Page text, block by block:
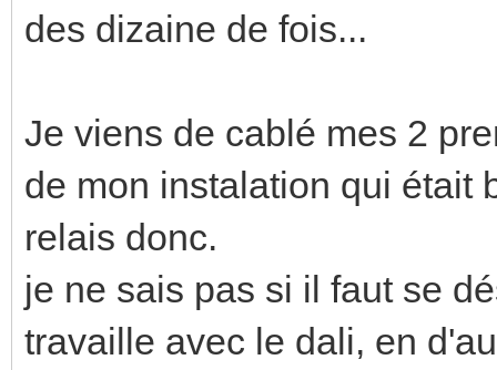
des dizaine de fois...
Je viens de cablé mes 2
de mon instalation qui était
relais donc.
je ne sais pas si il faut se
travaille avec le dali, en